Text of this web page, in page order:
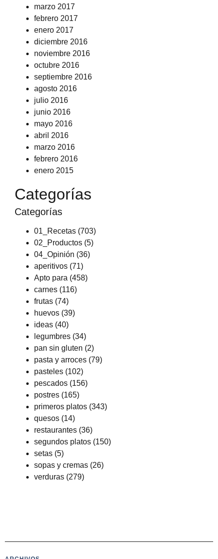
marzo 2017
febrero 2017
enero 2017
diciembre 2016
noviembre 2016
octubre 2016
septiembre 2016
agosto 2016
julio 2016
junio 2016
mayo 2016
abril 2016
marzo 2016
febrero 2016
enero 2015
Categorías
Categorías
01_Recetas (703)
02_Productos (5)
04_Opinión (36)
aperitivos (71)
Apto para (458)
carnes (116)
frutas (74)
huevos (39)
ideas (40)
legumbres (34)
pan sin gluten (2)
pasta y arroces (79)
pasteles (102)
pescados (156)
postres (165)
primeros platos (343)
quesos (14)
restaurantes (36)
segundos platos (150)
setas (5)
sopas y cremas (26)
verduras (279)